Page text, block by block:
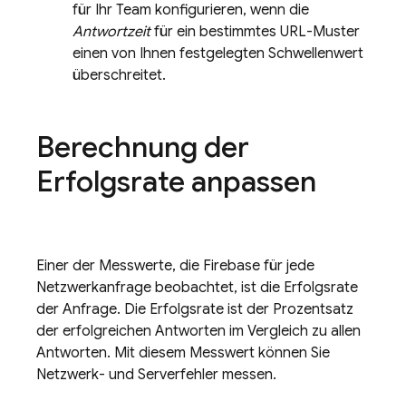
für Ihr Team konfigurieren, wenn die
Antwortzeitfür ein bestimmtes URL-Muster
einen von Ihnen festgelegten Schwellenwert
überschreitet.
Berechnung der
Erfolgsrate anpassen
Einer der Messwerte, die Firebase für jede
Netzwerkanfrage beobachtet, ist die Erfolgsrate
der Anfrage. Die Erfolgsrate ist der Prozentsatz
der erfolgreichen Antworten im Vergleich zu allen
Antworten. Mit diesem Messwert können Sie
Netzwerk- und Serverfehler messen.